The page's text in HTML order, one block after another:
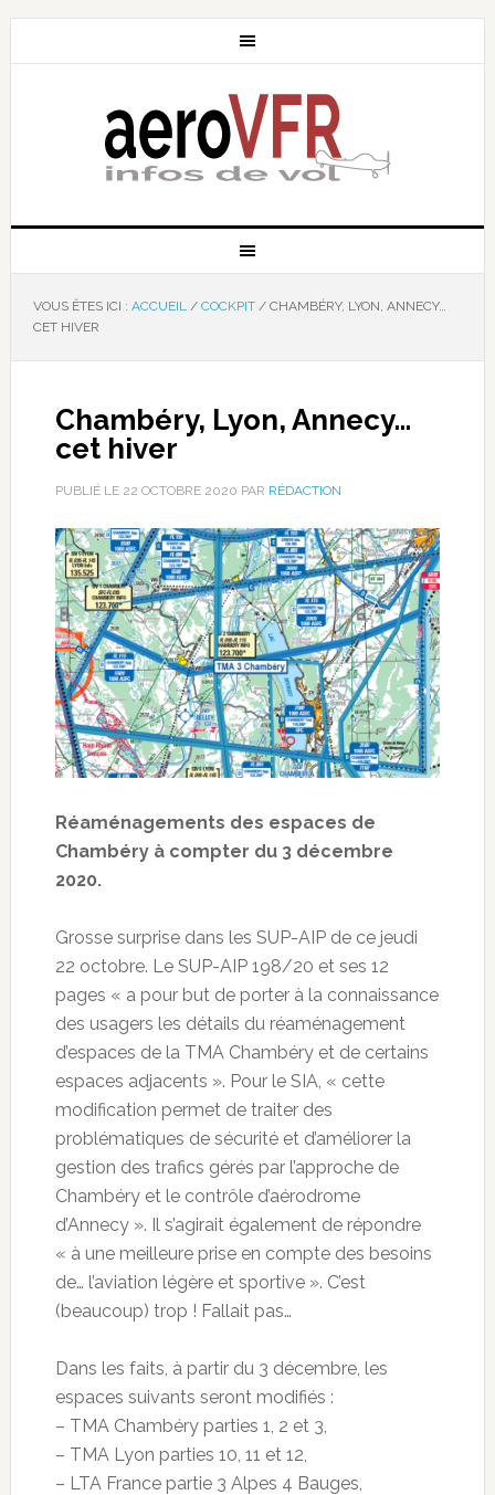
VOUS ÊTES ICI : ACCUEIL / COCKPIT /CHAMBÉRY, LYON, ANNECY…
CET HIVER
Chambéry, Lyon, Annecy…
cet hiver
PUBLIÉ LE 22 OCTOBRE 2020 PAR RÉDACTION
Réaménagements des espaces de
Chambéry à compter du 3 décembre
2020.
Grosse surprise dans les SUP-AIP de ce jeudi
22 octobre. Le SUP-AIP 198/20 et ses 12
pages « a pour but de porter à la connaissance
des usagers les détails du réaménagement
d’espaces de la TMA Chambéry et de certains
espaces adjacents ». Pour le SIA, « cette
modification permet de traiter des
problématiques de sécurité et d’améliorer la
gestion des trafics gérés par l’approche de
Chambéry et le contrôle d’aérodrome
d’Annecy ». Il s’agirait également de répondre
« à une meilleure prise en compte des besoins
de… l’aviation légère et sportive ». C’est
(beaucoup) trop ! Fallait pas…
Dans les faits, à partir du 3 décembre, les
espaces suivants seront modifiés :
– TMA Chambéry parties 1, 2 et 3,
– TMA Lyon parties 10, 11 et 12,
– LTA France partie 3 Alpes 4 Bauges,